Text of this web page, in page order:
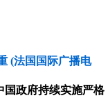
(法国国际广播电
国政府持续实施严格